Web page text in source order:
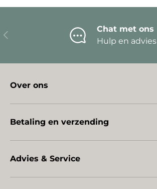
Vorige
Chat met ons
Hulp en advies
Over ons
Betaling en verzending
Advies & Service